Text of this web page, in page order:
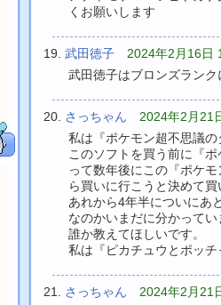
くお願いします
武田徳子 2024年2月16日
武田徳子はブロンズラン
さっちゃん 2024年2月21
私は『ポケモン超不思議
このソフトを買う前に『
って数年後にこの『ポケ
ら買いに行こうと決めて
あれから4年半についにあ
なのかいまだに分かってい
誰か教えてほしいです。
私は『ピカチュウとポッ
さっちゃん 2024年2月21